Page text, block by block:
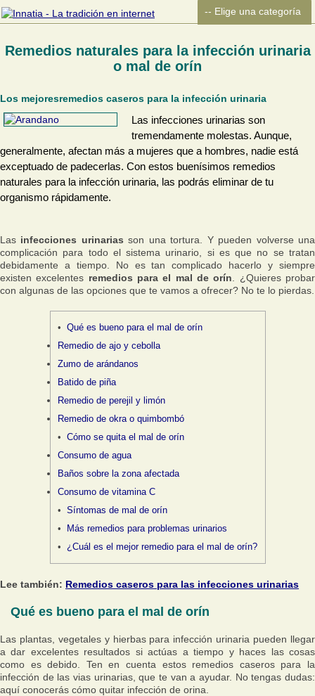
Remedios naturales para la infección urinaria
o mal de orín
Los mejoresremedios caseros para la infección urinaria
Las infecciones urinarias son
tremendamente molestas. Aunque,
generalmente, afectan más a mujeres que a hombres, nadie está
exceptuado de padecerlas. Con estos buenísimos remedios
naturales para la infección urinaria, las podrás eliminar de tu
organismo rápidamente.
Las infecciones urinarias son una tortura. Y pueden volverse una
complicación para todo el sistema urinario, si es que no se tratan
debidamente a tiempo. No es tan complicado hacerlo y siempre
existen excelentes remedios para el mal de orín . ¿Quieres probar
con algunas de las opciones que te vamos a ofrecer? No te lo pierdas.
Qué es bueno para el mal de orín
Remedio de ajo y cebolla
Zumo de arándanos
Batido de piña
Remedio de perejil y limón
Remedio de okra o quimbombó
Cómo se quita el mal de orín
Consumo de agua
Baños sobre la zona afectada
Consumo de vitamina C
Síntomas de mal de orín
Más remedios para problemas urinarios
¿Cuál es el mejor remedio para el mal de orín?
Lee también: Remedios caseros para las infecciones urinarias
Qué es bueno para el mal de orín
Las plantas, vegetales y hierbas para infección urinaria pueden llegar
a dar excelentes resultados si actúas a tiempo y haces las cosas
como es debido. Ten en cuenta estos remedios caseros para la
infección de las vias urinarias, que te van a ayudar. No tengas dudas:
aquí conocerás cómo quitar infección de orina.